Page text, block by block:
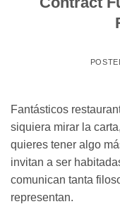
Fantásticos
siquiera mirar la
quieres tener algo
invitan a ser
comunican tanta
representan.